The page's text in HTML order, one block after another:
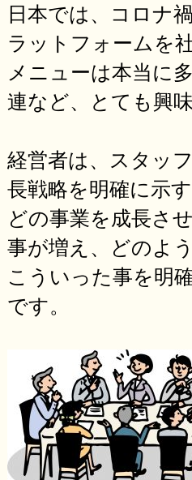
日本では、コロナ
ラットフォームを
メニューは本当に
連など、とても興
経営者は、スタッ
長戦略を明確に示
どの事業を成長さ
事が増え、どのよ
こういった事を明
です。